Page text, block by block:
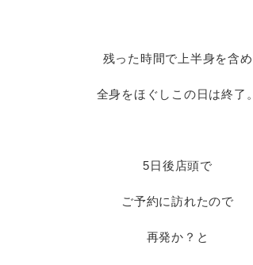
残った時間で上半身を含め
全身をほぐしこの日は終了。
5日後店頭で
ご予約に訪れたので
再発か？と